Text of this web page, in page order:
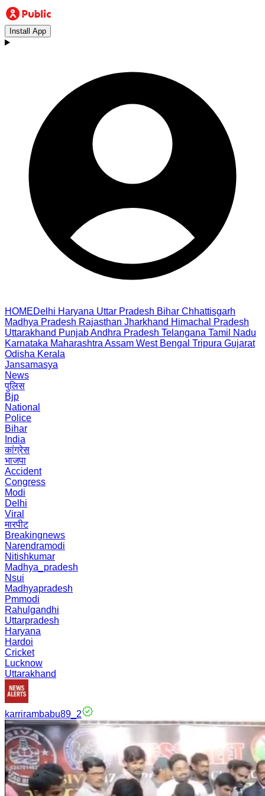
Install App
HOMEDelhi Haryana Uttar Pradesh Bihar Chhattisgarh
Madhya Pradesh Rajasthan Jharkhand Himachal Pradesh
Uttarakhand PunjabAndhra Pradesh Telangana Tamil Nadu
Karnataka Maharashtra Assam West Bengal Tripura Gujarat
Odisha Kerala
Jansamasya
News
पुलिस
Bjp
National
Police
Bihar
India
कांग्रेस
भाजपा
Accident
Congress
Modi
Delhi
Viral
मारपीट
Breakingnews
Narendramodi
Nitishkumar
Madhya_pradesh
Nsui
Madhyapradesh
Pmmodi
Rahulgandhi
Uttarpradesh
Haryana
Hardoi
Cricket
Lucknow
Uttarakhand
karrirambabu89_2